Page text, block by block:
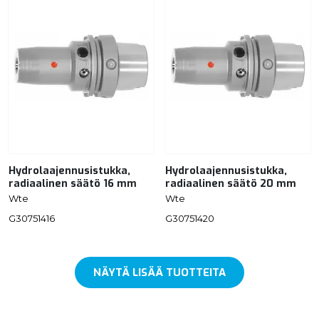
Hydrolaajennusistukka,
radiaalinen säätö 16 mm
Wte
G30751416
Hydrolaajennusistukka,
radiaalinen säätö 20 mm
Wte
G30751420
NÄYTÄ LISÄÄ TUOTTEITA